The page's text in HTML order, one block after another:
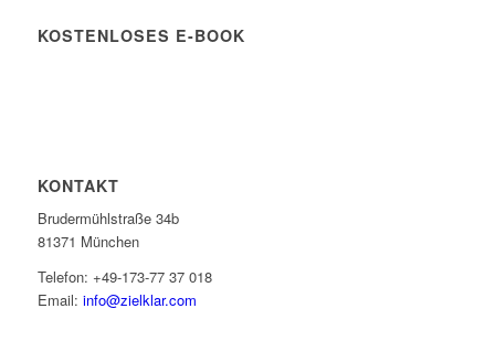
KOSTENLOSES E-BOOK
KONTAKT
Brudermühlstraße 34b
81371 München
Telefon: +49-173-77 37 018
Email: info@zielklar.com